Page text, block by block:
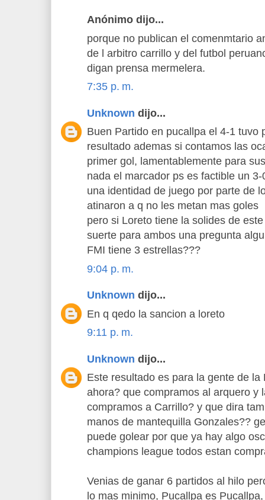
Anónimo dijo...
porque no publican el comenmtario
de l arbitro carrillo y del futbol
digan prensa mermelera.
7:35 p. m.
Unknown dijo...
Buen Partido en pucallpa el 4-1 tuvo
resultado ademas si contamos las
primer gol, lamentablemente para
nada el marcador ps es factible un
una identidad de juego por parte de
atinaron a q no les metan mas goles
pero si Loreto tiene la solides de
suerte para ambos una pregunta
FMI tiene 3 estrellas???
9:04 p. m.
Unknown dijo...
En q qedo la sancion a loreto
9:11 p. m.
Unknown dijo...
Este resultado es para la gente de
ahora? que compramos al arquero y
compramos a Carrillo? y que dira
manos de mantequilla Gonzales??
puede golear por que ya hay algo
champions league todos estan
Venias de ganar 6 partidos al hilo
lo mas minimo, Pucallpa es